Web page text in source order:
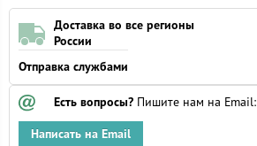
Доставка во все регионы
России
Отправка службами
Есть вопросы? Пишите нам на Email:
Написать на Email